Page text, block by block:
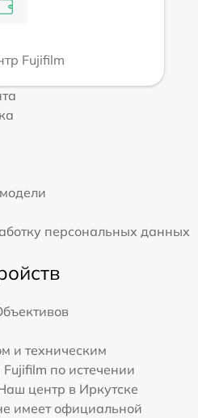
Fujifilm
персональных данных
и техническим
по истечении
центр в Иркутске
имеет официальной